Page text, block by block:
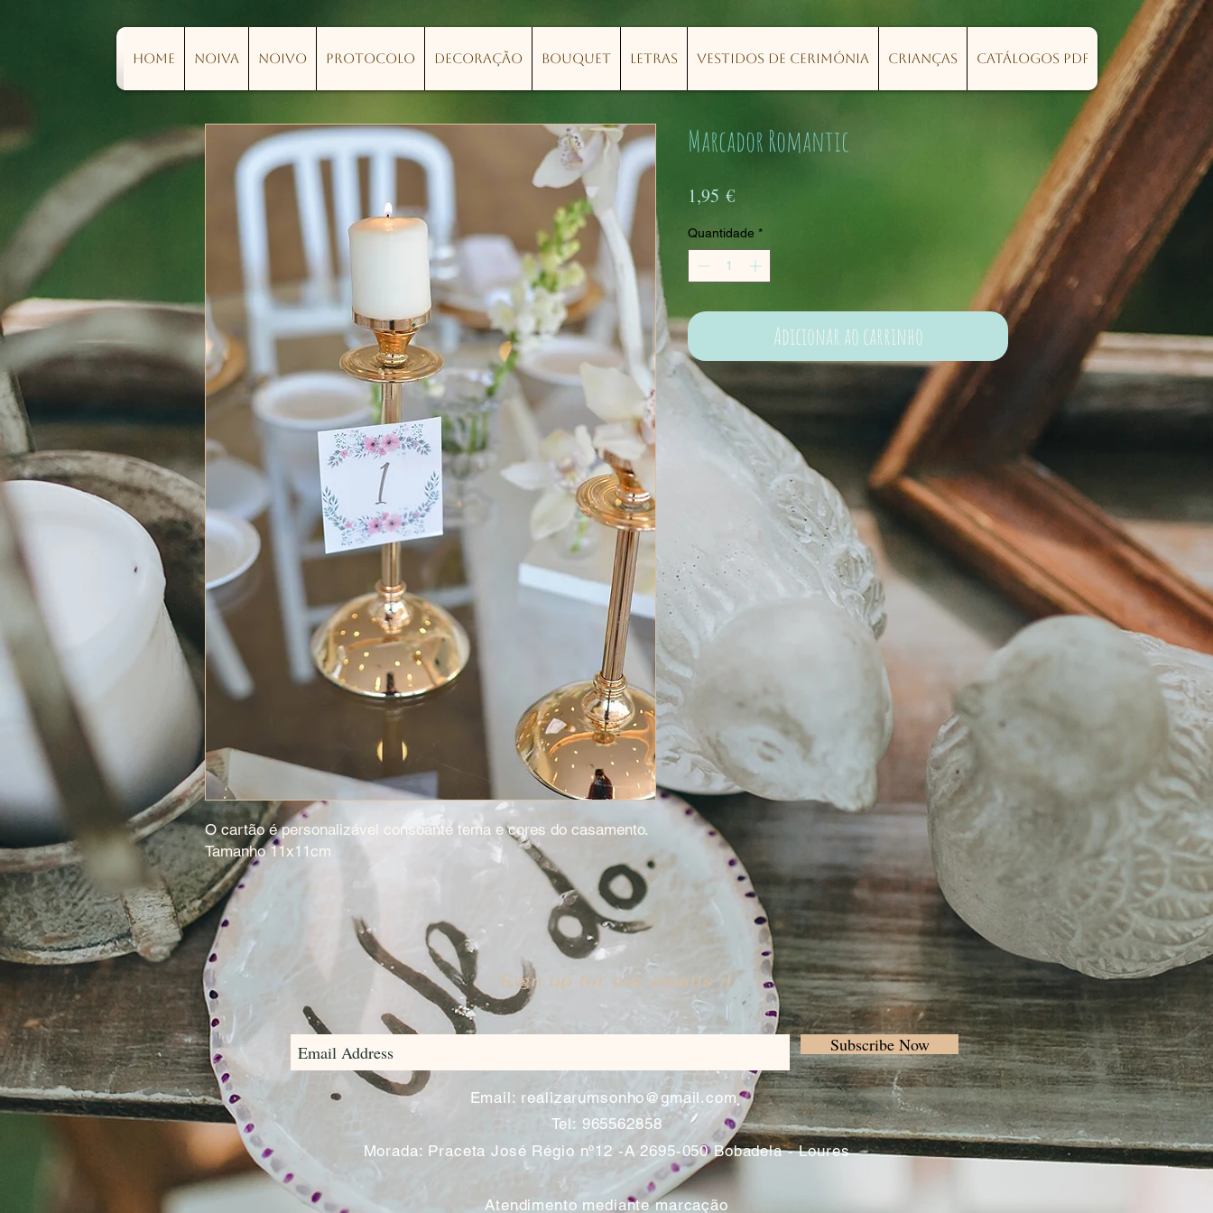
Home Noiva Noivo Protocolo Decoração Bouquet Letras Vestidos de Cerimónia Crianças Catálogos PDF
O cartão é personalizável consoante tema e cores do casamento.
Tamanho 11x11cm
Marcador Romantic
1,95 €Preço
Quantidade *
Adicionar ao carrinho
Sign up for our emails :)
Subscribe Now
Email: realizarumsonho@gmail.com
Tel: 965562858
Morada: Praceta José Régio nº12 -A 2695-050 Bobadela - Loures
Atendimento mediante marcação